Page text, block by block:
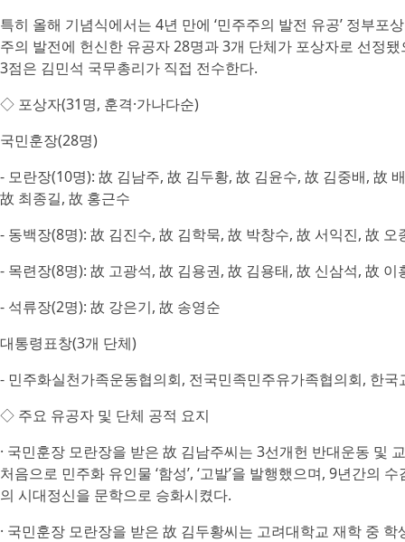
특히 올해 기념식에서는 4년 만에 ‘민주주의 발전 유공’ 정부포
주의 발전에 헌신한 유공자 28명과 3개 단체가 포상자로 선정
3점은 김민석 국무총리가 직접 전수한다.
◇ 포상자(31명, 훈격·가나다순)
국민훈장(28명)
- 모란장(10명): 故 김남주, 故 김두황, 故 김윤수, 故 김중배, 故
故 최종길, 故 홍근수
- 동백장(8명): 故 김진수, 故 김학묵, 故 박창수, 故 서익진, 故
- 목련장(8명): 故 고광석, 故 김용권, 故 김용태, 故 신삼석, 故
- 석류장(2명): 故 강은기, 故 송영순
대통령표창(3개 단체)
- 민주화실천가족운동협의회, 전국민족민주유가족협의회, 한국
◇ 주요 유공자 및 단체 공적 요지
· 국민훈장 모란장을 받은 故 김남주씨는 3선개헌 반대운동 및
처음으로 민주화 유인물 ‘함성’, ‘고발’을 발행했으며, 9년간의
의 시대정신을 문학으로 승화시켰다.
· 국민훈장 모란장을 받은 故 김두황씨는 고려대학교 재학 중